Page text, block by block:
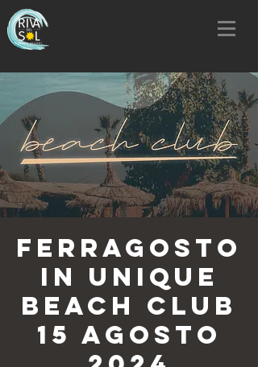
Ferragosto
in Unique
Beach Club
15 Agosto